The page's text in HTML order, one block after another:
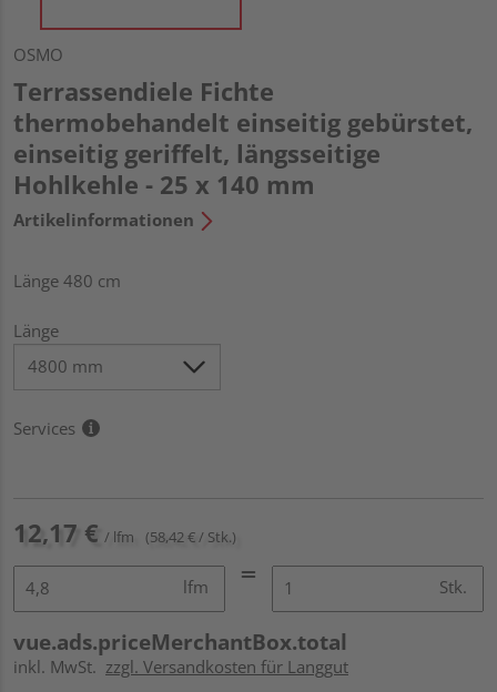
OSMO
Terrassendiele Fichte
thermobehandelt einseitig gebürstet,
einseitig geriffelt, längsseitige
Hohlkehle - 25 x 140 mm
Artikelinformationen
Länge 480 cm
Länge
Services
12,17 € / lfm (58,42 € / Stk.)
lfm Stk.
vue.ads.priceMerchantBox.total
inkl. MwSt. zzgl. Versandkosten für Langgut